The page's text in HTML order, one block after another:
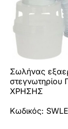
Σωλήνας
στεγνωτηρίου
ΧΡΗΣΗΣ
Κωδικός: